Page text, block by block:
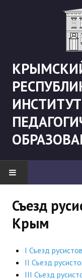
"Боевая" русистика
АНОНСЫ
Съезд
Крым
I Съезд
II Съезд
III Съезд